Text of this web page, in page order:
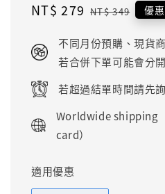
Sale
NT$ 279 Regular
NT$ 349 優惠
不同月份預購、現貨
若合併下單可能會分
若超過結單時間請先
Worldwide shipping
card）
適用優惠